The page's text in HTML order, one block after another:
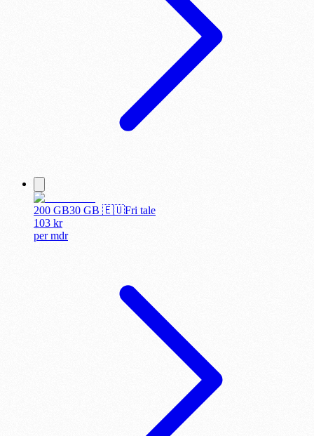
200 GB30 GB 🇪🇺Fri tale
103 kr
permdr